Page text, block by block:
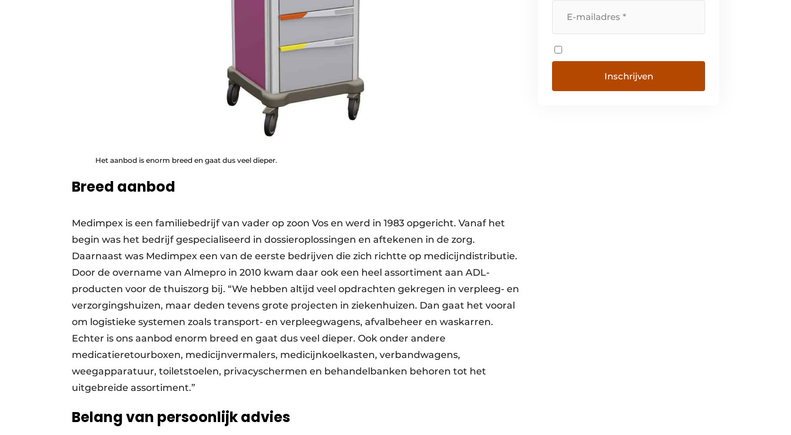
Het aanbod is enorm breed en gaat dus veel dieper.
Breed aanbod
Medimpex is een familiebedrijf van vader op zoon Vos en werd in 1983 opgericht. Vanaf het
begin was het bedrijf gespecialiseerd in dossieroplossingen en aftekenen in de zorg.
Daarnaast was Medimpex een van de eerste bedrijven die zich richtte op medicijndistributie.
Door de overname van Almepro in 2010 kwam daar ook een heel ­assortiment aan ADL-
producten voor de thuiszorg bij. “We hebben altijd veel opdrachten gekregen in verpleeg- en
verzorgingshuizen, maar ­deden tevens grote projecten in ­ziekenhuizen. Dan gaat het vooral
om logistieke systemen zoals transport- en verpleegwagens, afvalbeheer en waskarren.
Echter is ons aanbod enorm breed en gaat dus veel dieper. Ook onder andere
medicatieretourboxen, medicijnvermalers, medicijnkoelkasten, verbandwagens,
weegapparatuur, toiletstoelen, privacyschermen en behandelbanken behoren tot het
uitgebreide assortiment.”
Belang van persoonlijk advies